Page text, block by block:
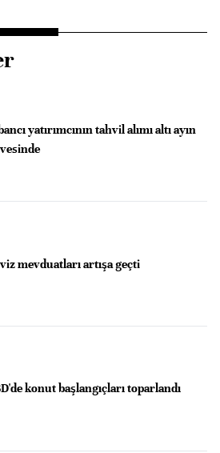
yatırımcının tahvil alımı altı ayın
mevduatları artışa geçti
konut başlangıçları toparlandı